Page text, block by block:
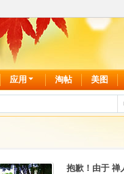
应用 淘帖 美图
抱歉！由于 禅